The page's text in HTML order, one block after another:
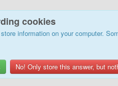
cookies
information on your computer.
No! Only store this answer, but